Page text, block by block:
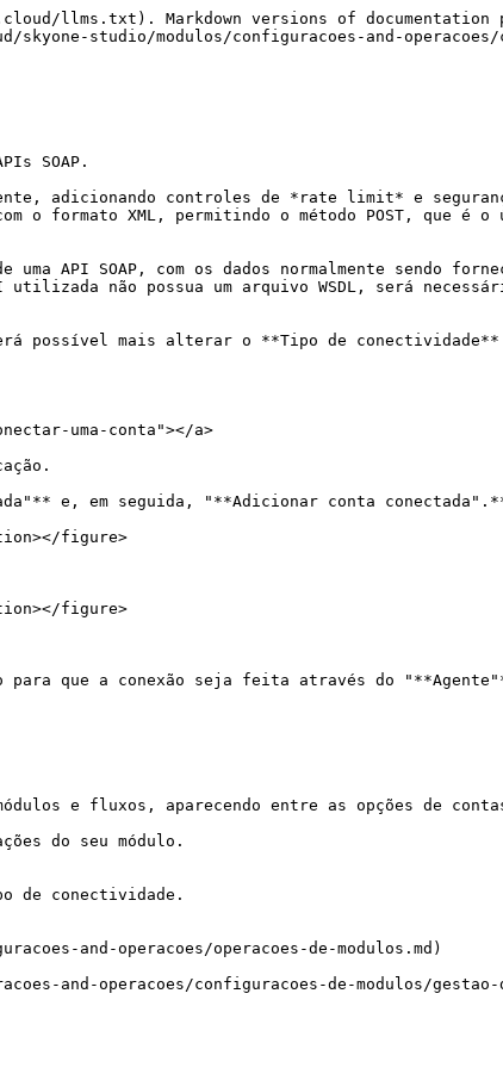
llms.txt). Markdown versions of documentation
studio/modulos/configuracoes-and-operacoes/
SOAP.
adicionando controles de *rate limit* e
formato XML, permitindo o método POST, que é o
API SOAP, com os dados normalmente sendo
utilizada não possua um arquivo WSDL, será
possível mais alterar o **Tipo de
uma-conta"></a>
e, em seguida, "**Adicionar conta
figure>
figure>
que a conexão seja feita através do
e fluxos, aparecendo entre as opções de contas
do seu módulo.
de conectividade.
and-operacoes/operacoes-de-modulos.md)
and-operacoes/configuracoes-de-modulos/gestao-